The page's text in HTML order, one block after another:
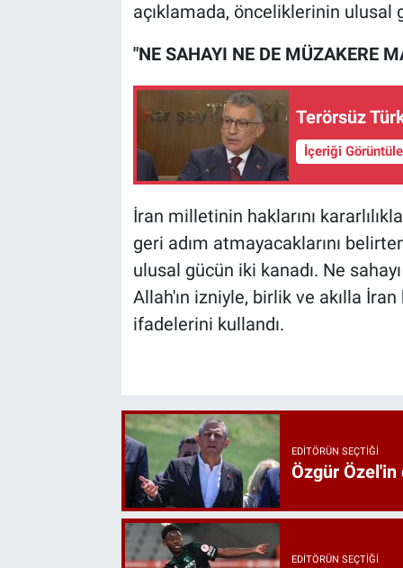
açıklamada, önceliklerinin ulusal
"NE SAHAYI NE DE MÜZAKERE
Terörsüz
İçeriği Görüntüle
İran milletinin haklarını
geri adım atmayacaklarını
ulusal gücün iki kanadı. Ne
Allah'ın izniyle, birlik ve akılla İran
ifadelerini kullandı.
EDITÖRÜN SEÇTIĞI
Özgür Özel'in
EDITÖRÜN SEÇTIĞI